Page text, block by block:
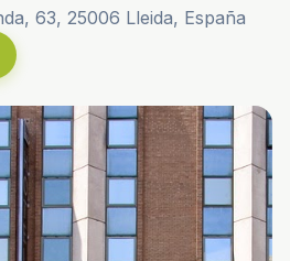
63, 25006 Lleida, España